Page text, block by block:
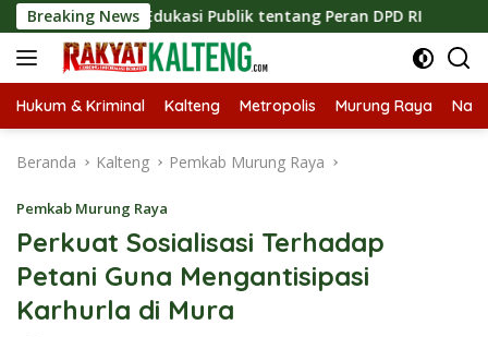
Langsung
ke
konten
Breaking News
Edukasi Publik tentang Peran DPD RI Masuknya
Hukum & Kriminal Kalteng Metropolis Murung Raya
Beranda Kalteng Pemkab Murung Raya
Pemkab Murung Raya
Perkuat Sosialisasi Terhadap
Petani Guna Mengantisipasi
Karhurla di Mura